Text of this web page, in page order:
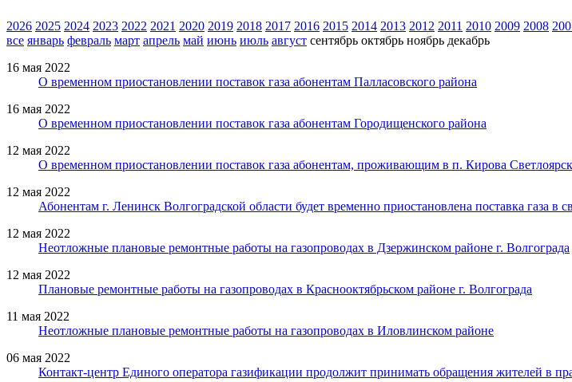
2026 2025 2024 2023 2022 2021 2020 2019 2018 2017 2016 2015 2014 2013 2012 2011 2010 2009 2008
все январь февраль март апрель май июнь июль август сентябрь октябрь ноябрь декабрь
16 мая 2022
О временном приостановлении поставок газа абонентам Палласовского района
16 мая 2022
О временном приостановлении поставок газа абонентам Городищенского района
12 мая 2022
О временном приостановлении поставок газа абонентам, проживающим в п. Кирова
12 мая 2022
Абонентам г. Ленинск Волгоградской области будет временно приостановлена поставка газа
12 мая 2022
Неотложные плановые ремонтные работы на газопроводах в Дзержинском районе г. Волгограда
12 мая 2022
Плановые ремонтные работы на газопроводах в Краснооктябрьском районе г. Волгограда
11 мая 2022
Неотложные плановые ремонтные работы на газопроводах в Иловлинском районе
06 мая 2022
Контакт-центр Единого оператора газификации продолжит принимать обращения жителей в